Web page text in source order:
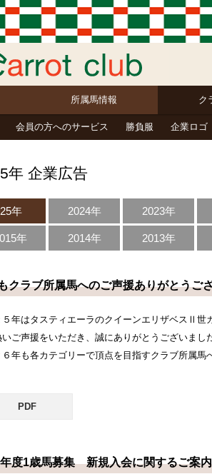
所属馬情報 ク
会員の方へのサービス 勝負服 企業ロゴ
年 企業広告
年 2024年 2023年
年 2014年 2013年
クラブ所属馬へのご声援ありがとうご
５年はタスティエーラのクイーンエリザベスⅡ
いご声援をいただき、誠にありがとうございまし
６年も各カテゴリーで頂点を目指すクラブ所属馬
PDF
度1歳馬募集 新規入会に関するご案内